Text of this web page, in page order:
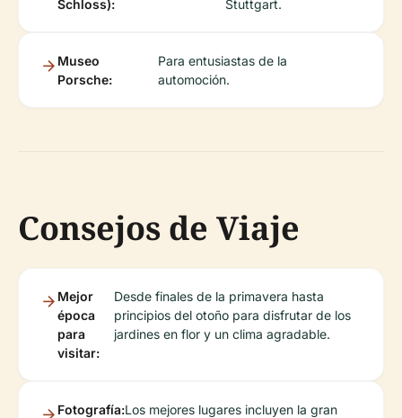
Schloss): Stuttgart.
Museo
Porsche:
Para entusiastas de la
automoción.
Consejos de Viaje
Mejor
época
para
visitar:
Desde finales de la primavera hasta
principios del otoño para disfrutar de los
jardines en flor y un clima agradable.
Fotografía:Los mejores lugares incluyen la gran